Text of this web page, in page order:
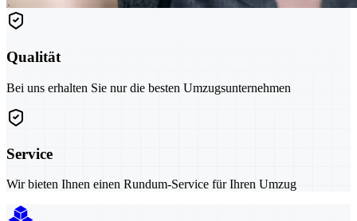
Qualität
Bei uns erhalten Sie nur die besten Umzugsunternehmen
Service
Wir bieten Ihnen einen Rundum-Service für Ihren Umzug